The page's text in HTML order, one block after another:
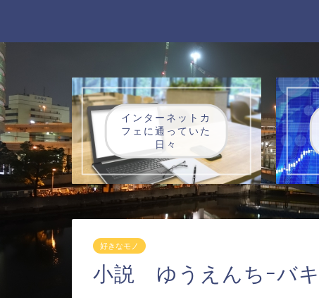
インターネットカ
フェに通っていた
日々
好きなモノ
小説 ゆうえんちｰバ